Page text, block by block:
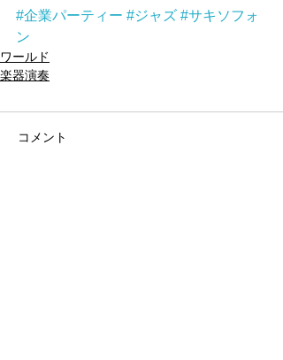
#企業パーティー #ジャズ #サキソフォ
ン
ワールド
楽器演奏
コメント